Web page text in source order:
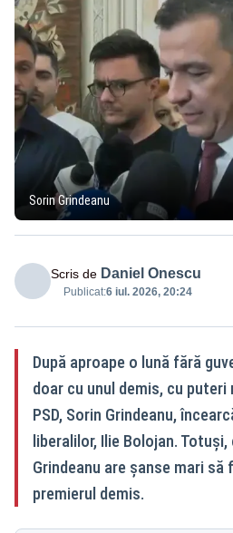
Sorin Grindeanu
Scris de Daniel Onescu
Publicat:6 iul. 2026, 20:24
După aproape o lună fără
doar cu unul demis, cu
PSD, Sorin Grindeanu,
liberalilor, Ilie Bolojan.
Grindeanu are șanse mari să
premierul demis.